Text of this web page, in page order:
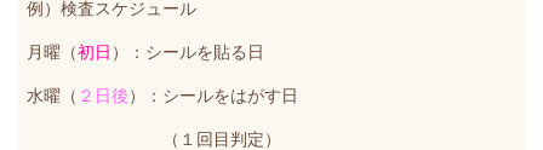
例）検査スケジュール
月曜（初日 ）：シールを貼る日
水曜（ ２日後）：シールをはがす日
（１回目判定）